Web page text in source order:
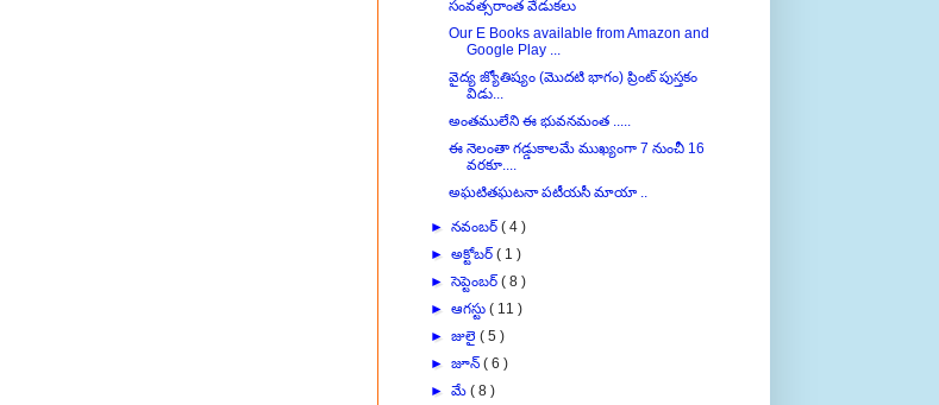
Our E Books available from Amazon and
Google Play ...
వైద్య జ్యోతిష్యం (మొదటి భాగం) ప్రింట్ పుస్తకం
విడు...
అంతములేని ఈ భువనమంత .....
ఈ నెలంతా గడ్డుకాలమే ముఖ్యంగా 7 నుంచీ 16
వరకూ....
అఘటితఘటనా పటీయసీ మాయా ..
నవంబర్( 4 )
►అక్టోబర్( 1 )
►సెప్టెంబర్ ( 8 )
►ఆగస్టు( 11 )
►జులై( 5 )
►జూన్( 6 )
►మే( 8 )
►ఏప్రిల్ ( 12 )